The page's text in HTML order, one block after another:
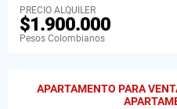
PRECIO ALQUILER
$1.900.000
Pesos Colombianos
APARTAMENTO PARA